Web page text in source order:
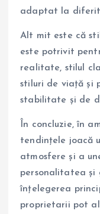
adaptat la
Alt mit este că
este potrivit
realitate, stilul
stiluri de viață și
stabilitate și de
În concluzie, în
tendințele joacă
atmosfere și a
personalitatea și
înțelegerea
proprietarii pot